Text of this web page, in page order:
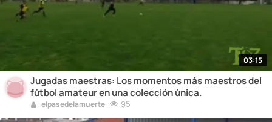
03:15
Jugadas maestras: Los momentos más maestros del
fútbol amateur en una colección única.
elpasedelamuerte 95